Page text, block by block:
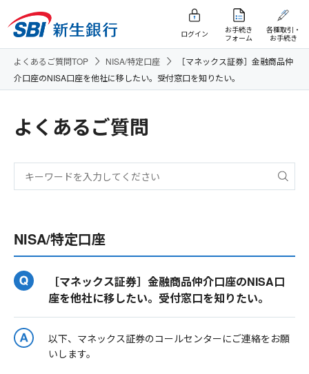
ログイン
お手続き
フォーム
各種取引・
お手続き
よくあるご質問TOP NISA/特定口座
［マネックス証券］金融商品仲
介口座のNISA口座を他社に移したい。受付窓口を知りたい。
よくあるご質問
NISA/特定口座
［マネックス証券］金融商品仲介口座のNISA口
座を他社に移したい。受付窓口を知りたい。
以下、マネックス証券のコールセンターにご連絡をお願
いします。